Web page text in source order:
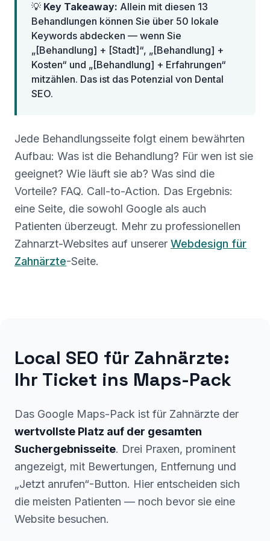
💡 Key Takeaway: Allein mit diesen 13
Behandlungen können Sie über 50 lokale
Keywords abdecken — wenn Sie
„[Behandlung] + [Stadt]“, „[Behandlung] +
Kosten“ und „[Behandlung] + Erfahrungen“
mitzählen. Das ist das Potenzial von Dental
SEO.
Jede Behandlungsseite folgt einem bewährten
Aufbau: Was ist die Behandlung? Für wen ist sie
geeignet? Wie läuft sie ab? Was sind die
Vorteile? FAQ. Call-to-Action. Das Ergebnis:
eine Seite, die sowohl Google als auch
Patienten überzeugt. Mehr zu professionellen
Zahnarzt-Websites auf unserer Webdesign für
Zahnärzte-Seite.
Local SEO für Zahnärzte:
Ihr Ticket ins Maps-Pack
Das Google Maps-Pack ist für Zahnärzte der
wertvollste Platz auf der gesamten
Suchergebnisseite. Drei Praxen, prominent
angezeigt, mit Bewertungen, Entfernung und
„Jetzt anrufen“-Button. Hier entscheiden sich
die meisten Patienten — noch bevor sie eine
Website besuchen.